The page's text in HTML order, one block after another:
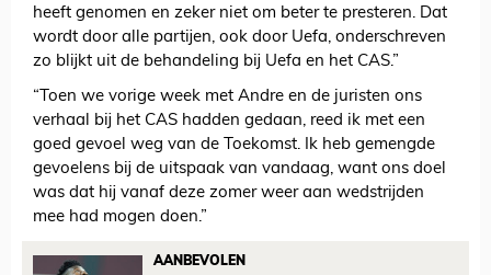
heeft genomen en zeker niet om beter te presteren. Dat
wordt door alle partijen, ook door Uefa, onderschreven
zo blijkt uit de behandeling bij Uefa en het CAS.”
“Toen we vorige week met Andre en de juristen ons
verhaal bij het CAS hadden gedaan, reed ik met een
goed gevoel weg van de Toekomst. Ik heb gemengde
gevoelens bij de uitspaak van vandaag, want ons doel
was dat hij vanaf deze zomer weer aan wedstrijden
mee had mogen doen.”
AANBEVOLEN